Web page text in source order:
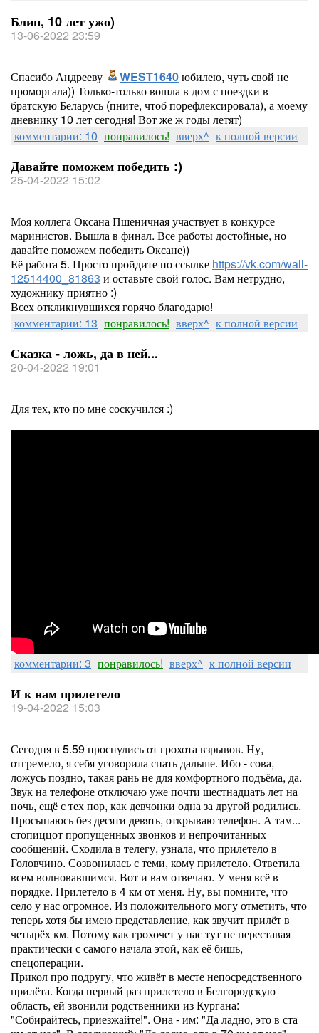
Блин, 10 лет ужо)
13-06-2022 23:59
Спасибо Андрееву WEST1640юбилею, чуть свой не
проморгала)) Только-только вошла в дом с поездки в
братскую Беларусь (пните, чтоб порефлексировала), а моему
дневнику 10 лет сегодня! Вот же ж годы летят)
комментарии: 10 понравилось! вверх^ к полной версии
Давайте поможем победить :)
25-04-2022 15:02
Моя коллега Оксана Пшеничная участвует в конкурсе
маринистов. Вышла в финал. Все работы достойные, но
давайте поможем победить Оксане))
Её работа 5. Просто пройдите по ссылке https://vk.com/wall-
12514400_81863 и оставьте свой голос. Вам нетрудно,
художнику приятно :)
Всех откликнувшихся горячо благодарю!
комментарии: 13 понравилось! вверх^ к полной версии
Сказка - ложь, да в ней...
20-04-2022 19:01
Для тех, кто по мне соскучился :)
комментарии: 3 понравилось! вверх^ к полной версии
И к нам прилетело
19-04-2022 15:03
Сегодня в 5.59 проснулись от грохота взрывов. Ну,
отгремело, я себя уговорила спать дальше. Ибо - сова,
ложусь поздно, такая рань не для комфортного подъёма, да.
Звук на телефоне отключаю уже почти шестнадцать лет на
ночь, ещё с тех пор, как девчонки одна за другой родились.
Просыпаюсь без десяти девять, открываю телефон. А там...
стопиццот пропущенных звонков и непрочитанных
сообщений. Сходила в телегу, узнала, что прилетело в
Головчино. Созвонилась с теми, кому прилетело. Ответила
всем волновавшимся. Вот и вам отвечаю. У меня всё в
порядке. Прилетело в 4 км от меня. Ну, вы помните, что
село у нас огромное. Из положительного могу отметить, что
теперь хотя бы имею представление, как звучит прилёт в
четырёх км. Потому как грохочет у нас тут не переставая
практически с самого начала этой, как её бишь,
спецоперации.
Прикол про подругу, что живёт в месте непосредственного
прилёта. Когда первый раз прилетело в Белгородскую
область, ей звонили родственники из Кургана:
"Собирайтесь, приезжайте!". Она - им: "Да ладно, это в ста